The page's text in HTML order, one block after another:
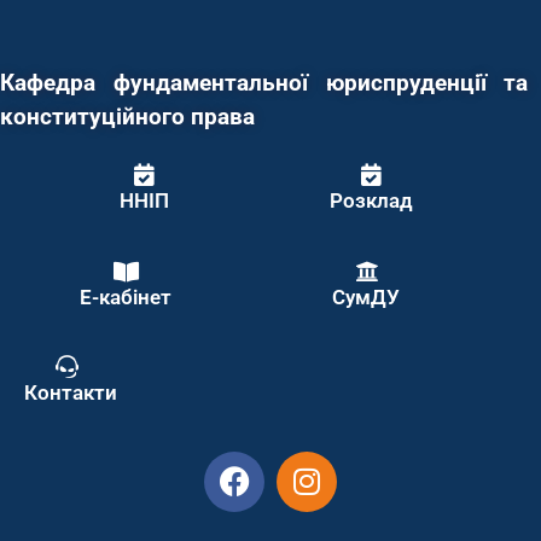
Кафедра фундаментальної юриспруденції та
конституційного права
ННІП Розклад
Е-кабінет СумДУ
Контакти